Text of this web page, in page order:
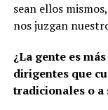
sean ellos
nos juzgan
¿La gente es
dirigentes que
tradicionales o a